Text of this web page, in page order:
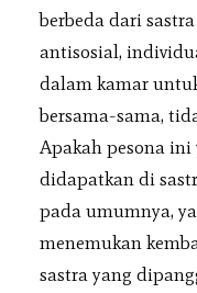
berbeda dari
antisosial,
dalam kamar
bersama-sama,
Apakah pesona
didapatkan di
pada umumnya,
menemukan
sastra yang